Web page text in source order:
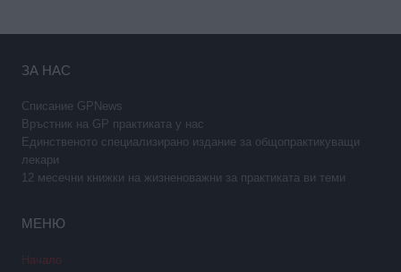
ЗА НАС
Списание GPNews
Връстник на GP практиката у нас
Единственото специализирано издание за общопрактикуващи
лекари
12 месечни книжки на жизненоважни за практиката ви теми
МЕНЮ
Начало